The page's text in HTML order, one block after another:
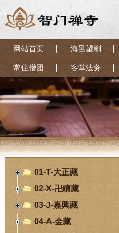
网站首页 海邑望刹
常住僧团 客堂法务
01-T-大正藏
02-X-卍續藏
03-J-嘉興藏
04-A-金藏